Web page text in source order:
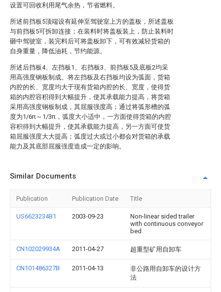
设置可回收利用尾气余热，节省燃料。
所述前挡板5顶端设有延伸至驾驶室上方的盖板，所述盖板
与前挡板5可拆卸连接；在装料时将盖板装上，防止装料时
砸中驾驶室，装完料后可将盖板卸下，可有效减轻货箱的
自身重量，降低油耗，节约能源。
所述后挡板4、左挡板1、右挡板3、前挡板5及底板2均采
用高强度钢板制成。将左挡板及右挡板均设为弧面，货箱
内腔的长、宽度均大于现有货箱内腔的长、宽度，使得货
箱的内腔容积得到大幅提升，使其承载能力提高，将货箱
采用高强度钢板制成，其屈服强度高；通过将弧形槽的弧
度为1/6π～1/3π，弧度大小适中，一方面使得货箱的内腔
容积得到大幅提升，使其承载能力提高，另一方面可使货
箱屈服强度大大提高；弧度过大或过小都会对货箱的承载
能力及其底部屈服强度造成一定的影响。
Similar Documents
Publication Publication Date Title
US6623234B1 2003-09-23
Non-linear sided trailer
with continuous conveyor
bed
CN102029934A 2011-04-27 超重型矿用自卸车
CN101486327B 2011-04-13
非公路用自卸车的设计方
法